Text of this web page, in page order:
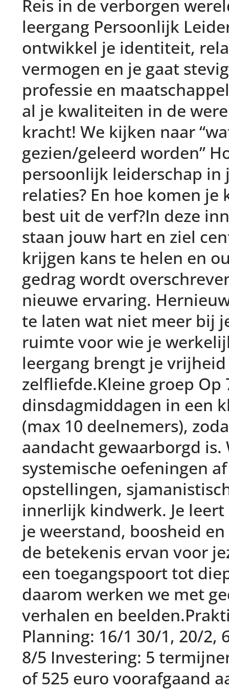
Reis in de verborgen
leergang Persoonlijk
ontwikkel je identiteit,
vermogen en je gaat
professie en
al je kwaliteiten in de
kracht! We kijken naar
gezien/geleerd worden”
persoonlijk leiderschap in
relaties? En hoe komen
best uit de verf?In deze
staan jouw hart en ziel
krijgen kans te helen en
gedrag wordt
nieuwe ervaring.
te laten wat niet meer bij
ruimte voor wie je
leergang brengt je
zelfliefde.Kleine groep Op
dinsdagmiddagen in een
(max 10 deelnemers),
aandacht gewaarborgd is.
systemische oefeningen
opstellingen,
innerlijk kindwerk. Je
je weerstand, boosheid
de betekenis ervan voor
een toegangspoort tot
daarom werken we met
verhalen en
Planning: 16/1 30/1, 20/2,
8/5 Investering: 5
of 525 euro voorafgaand